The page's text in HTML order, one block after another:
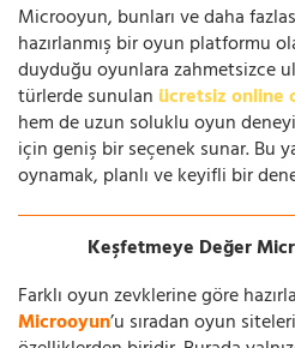
Microoyun, bunları ve daha
hazırlanmış bir oyun platformu
duyduğu oyunlara zahmetsizce
türlerde sunulan ücretsiz online
hem de uzun soluklu oyun
için geniş bir seçenek sunar. Bu
oynamak, planlı ve keyifli bir
Keşfetmeye Değer
Farklı oyun zevklerine göre
Microoyun’u sıradan oyun